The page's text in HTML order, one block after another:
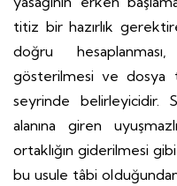
titiz bir hazırlık
doğru
gösterilmesi ve dosya
seyrinde belirleyicidir.
alanına giren
ortaklığın giderilmesi
bu usule tâbi